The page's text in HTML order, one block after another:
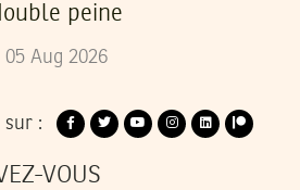
peine
05 Aug 2026
sur :
VOUS